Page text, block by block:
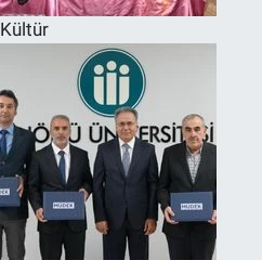
Kültür